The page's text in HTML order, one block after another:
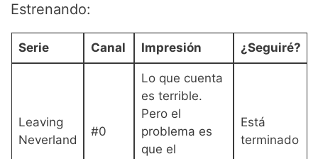
Estrenando:
Serie Canal Impresión ¿Seguiré?
Leaving
Neverland
#0
Lo que cuenta
es terrible.
Pero el
problema es
que el
Está
terminado